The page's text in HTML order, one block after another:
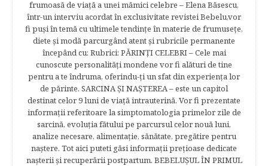
frumoasă de viață a unei mămici celebre – Elena Băsescu,
într-un interviu acordat în exclusivitate revistei Bebelu,vor
fi puşi în temă cu ultimele tendinţe în materie de frumuseţe,
diete şi modă parcurgând atent şi rubricile permanente
începând cu: Rubrici: PĂRINŢI CELEBRI – Cele mai
cunoscute personalităţi mondene vor fi alături de tine
pentru a te îndruma, oferindu-ţi un sfat din experienţa lor
de părinte. SARCINA ŞI NAŞTEREA – este un capitol
destinat celor 9 luni de viaţă intrauterină. Vor fi prezentate
informaţii referitoare la simptomatologia primelor zile de
sarcină, evoluţia fătului pe parcursul celor nouă luni,
analize necesare, alimentaţie, sănătate, pregătire pentru
naştere. Tot aici puteti găsi informaţii preţioase dedicate
naşterii şi recuperării postpartum. BEBELUŞUL ÎN PRIMUL